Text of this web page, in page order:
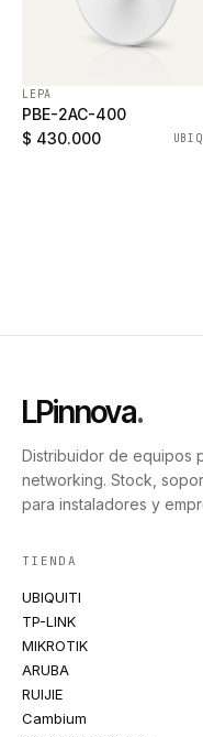
LEPA
PBE-2AC-400
$ 430.000
LPinnova.
Distribuidor de equipos
networking. Stock,
para instaladores y
TIENDA
UBIQUITI
TP-LINK
MIKROTIK
ARUBA
RUIJIE
Cambium